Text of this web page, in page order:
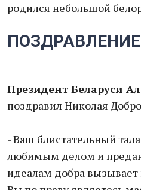
родился небольшой
ПОЗДРАВЛЕНИЕ
Президент Беларуси
поздравил Николая
- Ваш блистательный
любимым делом и
идеалам добра